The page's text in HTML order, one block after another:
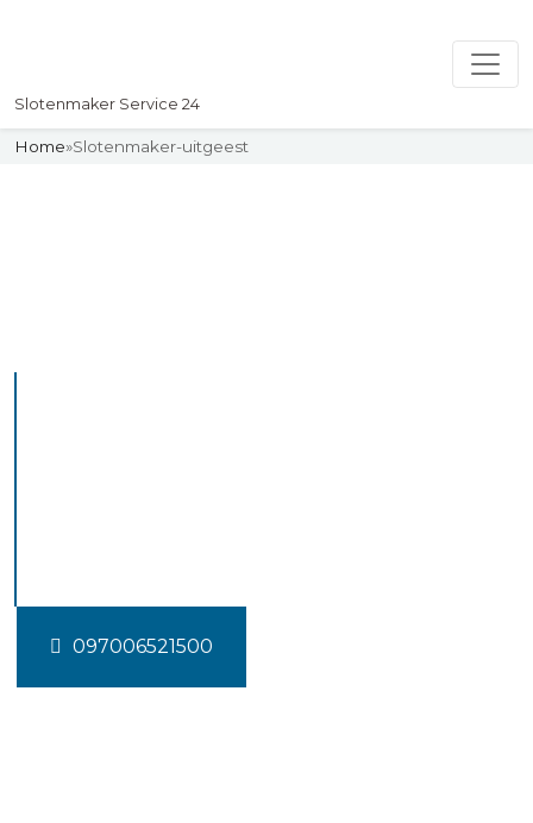
Slotenmaker Service 24
Home»Slotenmaker-uitgeest
097006521500